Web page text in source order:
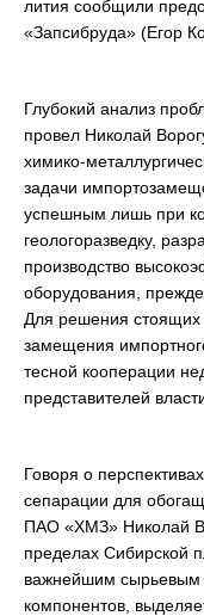
лития сообщили
«Запсибруда» (Егор
Глубокий анализ
провел Николай
химико-
задачи
успешным лишь при
геологоразведку,
производство
оборудования,
Для решения стоящих
замещения
тесной кооперации
представителей
Говоря о
сепарации для
ПАО «ХМЗ» Николай
пределах Сибирской
важнейшим сырьевым
компонентов,